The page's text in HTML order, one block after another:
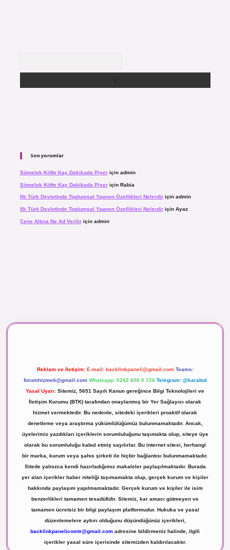
Son yorumlar
Sömelek Köfte Kaç Dakikada Pişeriçin admin
Sömelek Köfte Kaç Dakikada Pişeriçin Rabia
Ilk Türk Devletinde Toplumsal Yapının Özellikleri Nelerdiriçin admin
Ilk Türk Devletinde Toplumsal Yapının Özellikleri Nelerdiriçin Ayaz
Çene Altına Ne Ad Veriliriçin admin
Reklam ve İletişim: E-mail: backlinkpaneli@gmail.com Teams:
forumhizmeti@gmail.com Whatsapp: 0262 606 0 726 Telegram: @karabul
Yasal Uyarı: Sitemiz, 5651 Sayılı Kanun gereğince Bilgi Teknolojileri ve
İletişim Kurumu (BTK) tarafından onaylanmış bir Yer Sağlayıcı olarak
hizmet vermektedir. Bu nedenle, sitedeki içerikleri proaktif olarak
denetleme veya araştırma yükümlülüğümüz bulunmamaktadır. Ancak,
üyelerimiz yazdıkları içeriklerin sorumluluğunu taşımakta olup, siteye üye
olarak bu sorumluluğu kabul etmiş sayılırlar. Bu internet sitesi, herhangi
bir marka, kurum veya şahıs şirketi ile hiçbir bağlantısı bulunmamaktadır.
Sitede yalnızca kendi hazırladığımız makaleler paylaşılmaktadır. Burada
yer alan içerikler haber niteliği taşımamakta olup, gerçek kurum ve kişiler
hakkında paylaşım yapılmamaktadır. Gerçek kurum ve kişiler ile isim
benzerlikleri tamamen tesadüfidir. Sitemiz, kar amacı gütmeyen ve
tamamen ücretsiz bir bilgi paylaşım platformudur. Hukuka ve yasal
düzenlemelere aykırı olduğunu düşündüğünüz içerikleri,
backlinkpanelicomtr@gmail.com adresine bildirmeniz halinde, ilgili
içerikler yasal süre içerisinde sitemizden kaldırılacaktır.